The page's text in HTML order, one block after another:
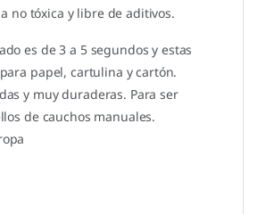
no tóxica y libre de aditivos.
es de 3 a 5 segundos y estas
papel, cartulina y cartón.
y muy duraderas. Para ser
de cauchos manuales.